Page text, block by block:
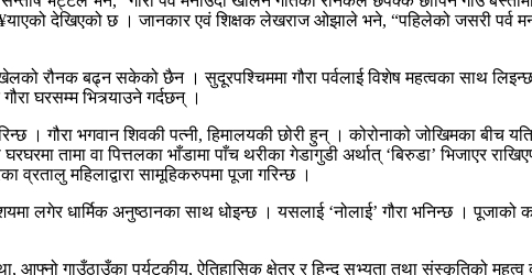
देखिएको छ । जानकार एवं शिक्षक लेखराज ओझाले भने, “पहिलेको जसरी पर्व
रौनक बढ्न सकेको छैन । सुदूरपश्चिममा गौरा पर्वलाई विशेष महत्वका साथ
घरसम्म भित्र्याउने गर्दछन् ।
। गौरा भगवान शिवकी पत्नी, हिमालयकी छोरी हुन् । कोरोनाको जोखिमका बीच
तामा वा पित्तलका भाँडामा पाँच थरीका गेडागुडी अर्थात् ‘बिरुडा’ भिजाएर
व्रतालु महिलाद्वारा सामूहिकरुपमा पूजा गरिन्छ ।
लगेर धार्मिक अनुष्ठानका साथ धोइन्छ । यसलाई ‘नोलाई’ गौरा भनिन्छ । पूजाको
आफ्नो गाउँठाउँका पर्यटकीय, ऐतिहासिक क्षेत्र र हिन्दू सभ्यता तथा संस्कृतिको